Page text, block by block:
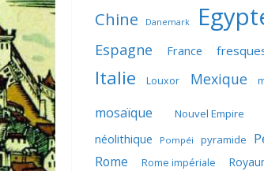
Chine Danemark
Espagne France
Italie Louxor Mexique
mosaïque Nouvel Empire
néolithique Pompéi pyramide
Rome Rome impériale